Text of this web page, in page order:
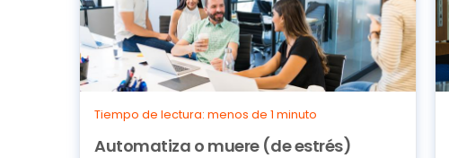
Tiempo de lectura: menos de 1 minuto
Automatiza o muere (de estrés)